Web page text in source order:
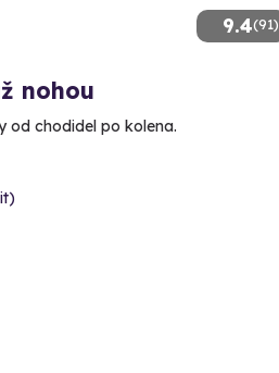
9.4(91)
nohou
od chodidel po kolena.